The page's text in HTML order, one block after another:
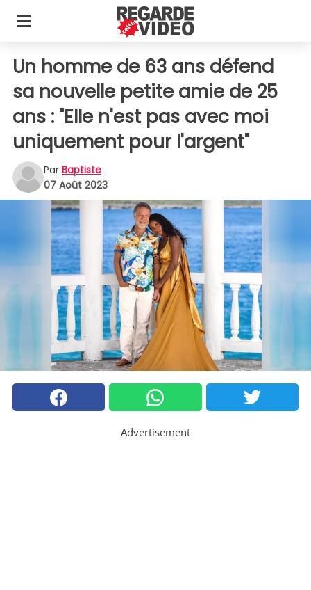
Un homme de 63 ans défend
sa nouvelle petite amie de 25
ans : "Elle n'est pas avec moi
uniquement pour l'argent"
Par Baptiste
07 Août 2023
Advertisement